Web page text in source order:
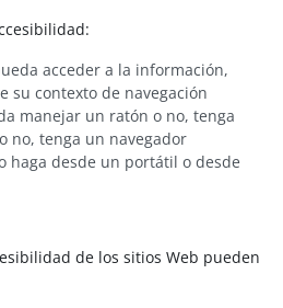
acceder a la información,
su contexto de navegación
manejar un ratón o no, tenga
no, tenga un navegador
haga desde un portátil o desde
de los sitios Web pueden